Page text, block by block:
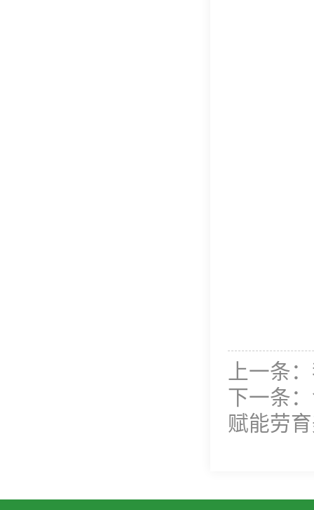
上一条：
下一条：
赋能劳